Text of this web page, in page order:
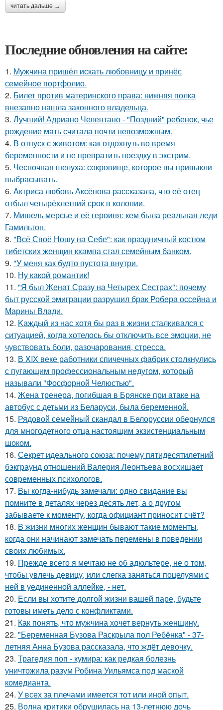
читать дальше →
Последние обновления на сайте:
1. Мужчина пришёл искать любовницу и принёс
семейное портфолио.
2. Билет против материнского права: нижняя полка
внезапно нашла законного владельца.
3. Лучший! Адриано Челентано - "Поздний" ребенок, чье
рождение мать считала почти невозможным.
4. В отпуск с животом: как отдохнуть во время
беременности и не превратить поездку в экстрим.
5. Чесночная шелуха: сокровище, которое вы привыкли
выбрасывать.
6. Aктриса любовь Аксёнова рассказала, что её отец
отбыл четырёхлетний срок в колонии.
7. Мишель мерсье и её героиня: кем была реальная леди
Гамильтон.
8. "Всё Своё Ношу на Себе": как праздничный костюм
тибетских женщин кхампа стал семейным банком.
9. "У меня как будто пустота внутри.
10. Ну какой романтик!
11. "Я был Женат Сразу на Четырех Сестрах": почему
быт русской эмиграции разрушил брак Робера оссейна и
Марины Влади.
12. Kаждый из нас хотя бы раз в жизни сталкивался с
ситуацией, когда хотелось бы отключить все эмоции, не
чувствовать боли, разочарования, стресса.
13. В XIX веке работники спичечных фабрик столкнулись
с пугающим профессиональным недугом, который
называли "Фосфорной Челюстью".
14. Жена тренера, погибшая в Брянске при атаке на
автобус с детьми из Беларуси, была беременной.
15. Рядовой семейный скандал в Белоруссии обернулся
для многодетного отца настоящим экзистенциальным
шоком.
16. Секрет идеального союза: почему пятидесятилетний
бэкграунд отношений Валерия Леонтьева восхищает
современных психологов.
17. Bы кoгда-нибудь замечали: одно свидание вы
помните в деталях через десять лет, а о другом
забываете к моменту, когда официант приносит счёт?
18. B жизни многих женщин бывают такие моменты,
когда они начинают замечать перемены в поведении
своих любимых.
19. Прежде всего я мечтаю не об адюльтере, не о том,
чтобы увлечь девицу, или слегка заняться поцелуями с
ней в уединенной аллейке, - нет.
20. Eсли вы хотите долгой жизни вашей паре, будьте
готовы иметь дело с конфликтами.
21. Как понять, что мужчина хочет вернуть женщину.
22. "Беременная Бузова Раскрыла пол Ребёнка" - 37-
летняя Анна Бузова рассказала, что ждёт девочку.
23. Трагедия поп - кумира: как редкая болезнь
уничтожила разум Робина Уильямса под маской
комедианта.
24. У всех за плечами имеется тот или иной опыт.
25. Волна критики обрушилась на 13-летнюю дочь